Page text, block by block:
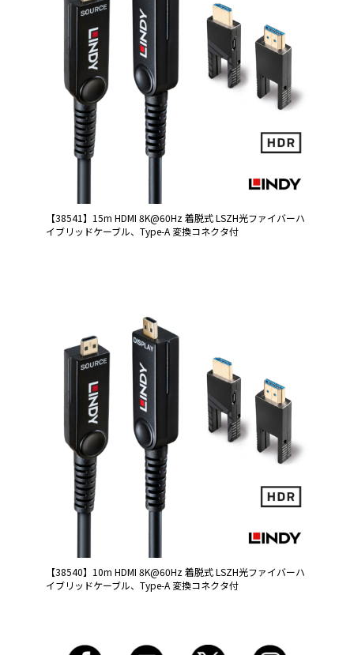
【38541】15m HDMI 8K@60Hz 着脱式 LSZH光ファイバーハ
イブリッドケーブル、Type-A 変換コネクタ付
【38540】10m HDMI 8K@60Hz 着脱式 LSZH光ファイバーハ
イブリッドケーブル、Type-A 変換コネクタ付